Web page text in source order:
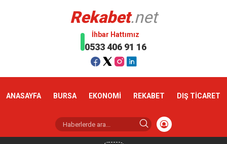
Rekabet.net
İhbar Hattımız
0533 406 91 16
ANASAYFA BURSA EKONOMİ REKABET DIŞ TİCARET